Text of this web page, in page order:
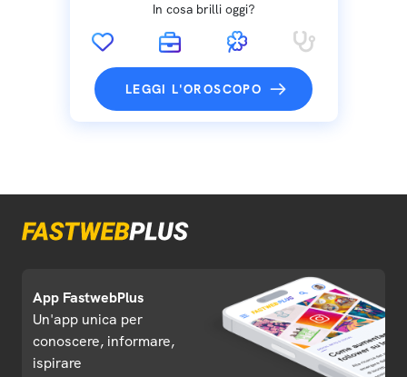
In cosa brilli oggi?
LEGGI L'OROSCOPO
App FastwebPlus
Un'app unica per
conoscere, informare,
ispirare